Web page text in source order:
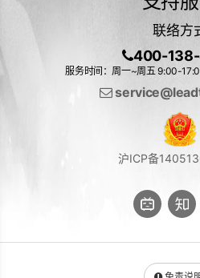
联络方
400-
服务时间：周一~周五 9:00-
沪ICP备